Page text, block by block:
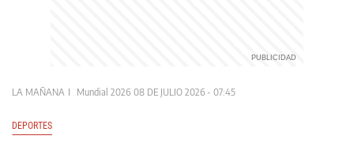
LA MAÑANA Mundial 2026 08 DE JULIO 2026 - 07:45
DEPORTES